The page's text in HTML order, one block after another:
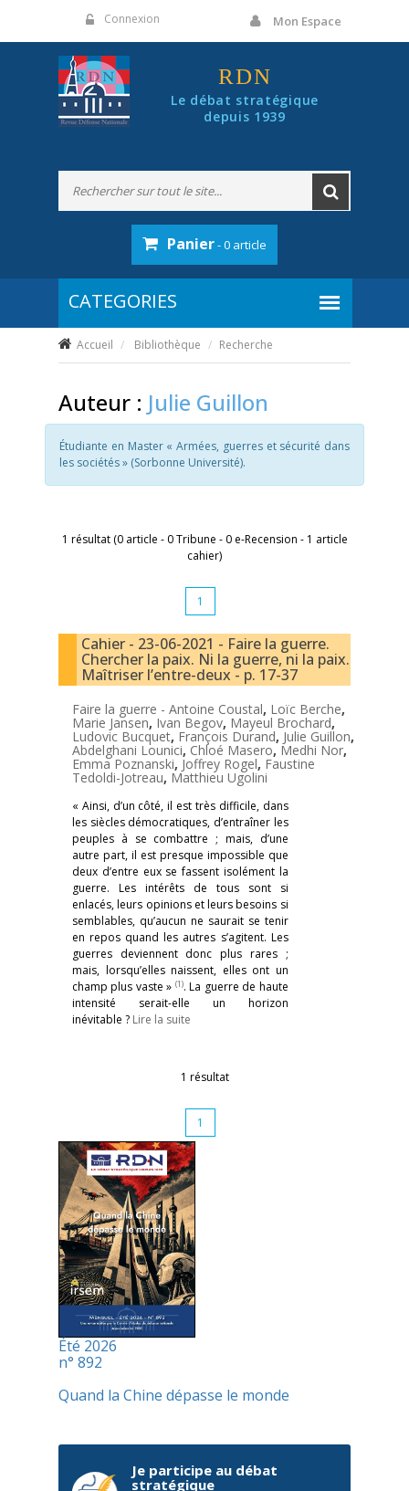
Connexion Mon Espace
RDN
Le débat stratégique
depuis 1939
Panier- 0 article
Accueil Bibliothèque Recherche
Auteur : Julie Guillon
Étudiante en Master « Armées, guerres et sécurité dans
les sociétés » (Sorbonne Université).
1 résultat (0 article - 0 Tribune - 0 e-Recension - 1 article
cahier)
1
Cahier - 23-06-2021 - Faire la guerre.
Chercher la paix. Ni la guerre, ni la paix.
Maîtriser l’entre-deux - p. 17-37
Faire la guerre - Antoine Coustal, Loïc Berche,
Marie Jansen, Ivan Begov, Mayeul Brochard,
Ludovic Bucquet, François Durand, Julie Guillon,
Abdelghani Lounici, Chloé Masero, Medhi Nor,
Emma Poznanski, Joffrey Rogel, Faustine
Tedoldi-Jotreau, Matthieu Ugolini
« Ainsi, d’un côté, il est très difficile, dans
les siècles démocratiques, d’entraîner les
peuples à se combattre ; mais, d’une
autre part, il est presque impossible que
deux d’entre eux se fassent isolément la
guerre. Les intérêts de tous sont si
enlacés, leurs opinions et leurs besoins si
semblables, qu’aucun ne saurait se tenir
en repos quand les autres s’agitent. Les
guerres deviennent donc plus rares ;
mais, lorsqu’elles naissent, elles ont un
champ plus vaste » (1). La guerre de haute
intensité serait-elle un horizon
inévitable ? Lire la suite
1 résultat
1
Été 2026
n° 892
Quand la Chine dépasse le monde
Je participe au débat
stratégique